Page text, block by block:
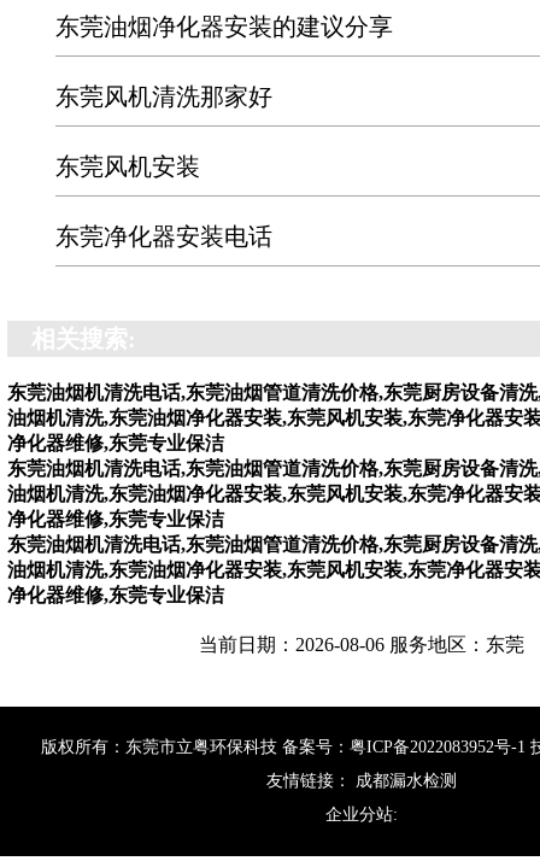
东莞油烟净化器安装的建议分享
东莞风机清洗那家好
东莞风机安装
东莞净化器安装电话
相关搜索:
东莞油烟机清洗电话,东莞油烟管道清洗价格,东莞厨房设备清
油烟机清洗,东莞油烟净化器安装,东莞风机安装,东莞净化器安
净化器维修,东莞专业保洁
东莞油烟机清洗电话,东莞油烟管道清洗价格,东莞厨房设备清
油烟机清洗,东莞油烟净化器安装,东莞风机安装,东莞净化器安
净化器维修,东莞专业保洁
东莞油烟机清洗电话,东莞油烟管道清洗价格,东莞厨房设备清
油烟机清洗,东莞油烟净化器安装,东莞风机安装,东莞净化器安
净化器维修,东莞专业保洁
当前日期：2026-08-06 服务地区：东莞
版权所有：东莞市立粤环保科技 备案号： 粤ICP备2022083952号-1
友情链接： 成都漏水检测
企业分站: